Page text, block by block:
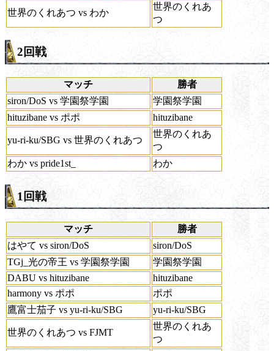
世界のくれあつ vs わか
世界のくれあ
つ
2回戦
マッチ
勝者
siron/DoS vs 学園祭学園
学園祭学園
hituzibane vs ポポ
hituzibane
yu-ri-ku/SBG vs 世界のくれあつ
世界のくれあ
つ
わか vs pride1st_
わか
1回戦
マッチ
勝者
はやて vs siron/DoS
siron/DoS
TGj_光の帝王 vs 学園祭学園
学園祭学園
DABU vs hituzibane
hituzibane
harmony vs ポポ
ポポ
鷹富士茄子 vs yu-ri-ku/SBG
yu-ri-ku/SBG
世界のくれあつ vs FJMT
世界のくれあ
つ